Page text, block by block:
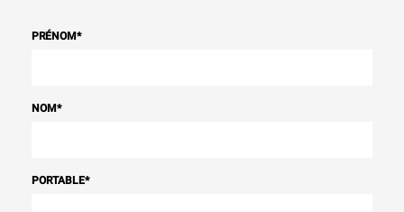
PRÉNOM*
NOM*
PORTABLE*